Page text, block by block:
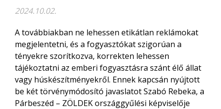
2024.10.02.
A továbbiakban ne lehessen etikátlan reklámokat
megjelentetni, és a fogyasztókat szigorúan a
tényekre szorítkozva, korrekten lehessen
tájékoztatni az emberi fogyasztásra szánt élő állat
vagy húskészítményekről. Ennek kapcsán nyújtott
be két törvénymódosító javaslatot Szabó Rebeka, a
Párbeszéd – ZÖLDEK országgyűlési képviselője